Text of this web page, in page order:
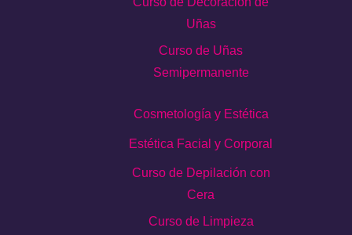
Uñas
Curso de Uñas
Semipermanente
Cosmetología y Estética
Estética Facial y Corporal
Curso de Depilación con
Cera
Curso de Limpieza